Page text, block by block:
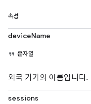
속성
deviceName
문자열
외국 기기의 이름입니다.
sessions